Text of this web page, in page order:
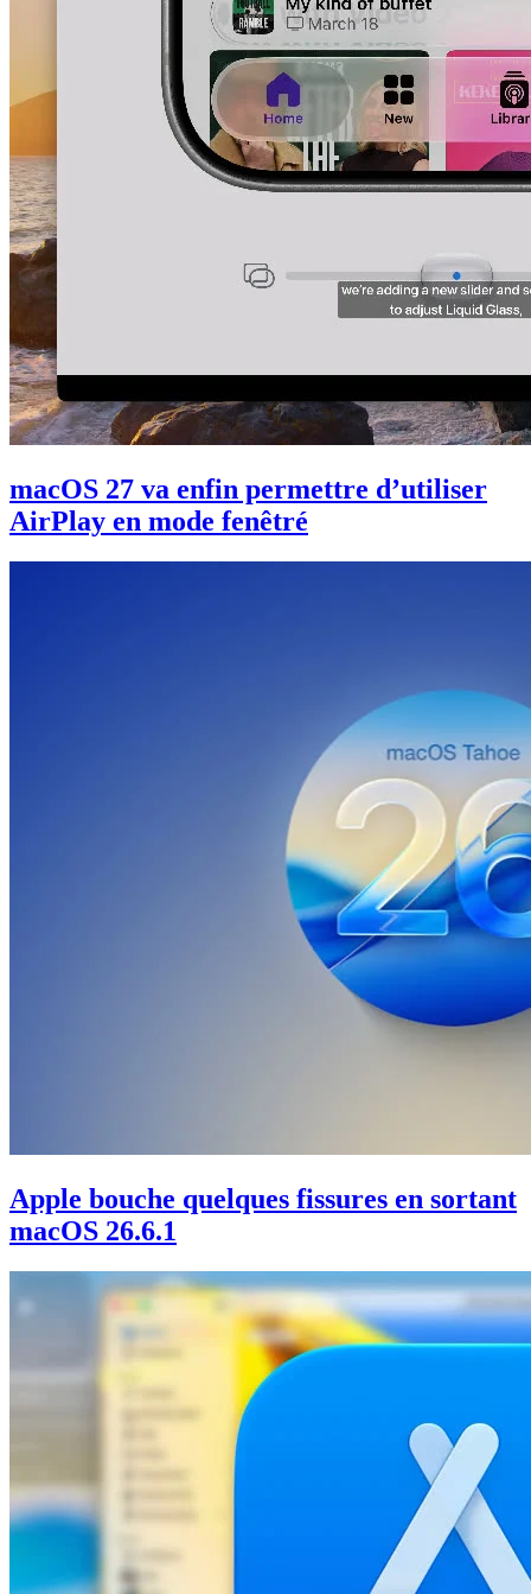
macOS 27 va enfin permettre d’utiliser
AirPlay en mode fenêtré
Apple bouche quelques fissures en sortant
macOS 26.6.1